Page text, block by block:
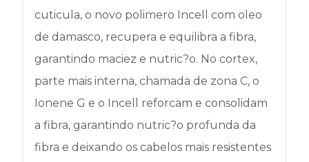
cuticula, o novo polimero Incell com oleo
de damasco, recupera e equilibra a fibra,
garantindo maciez e nutric?o. No cortex,
parte mais interna, chamada de zona C, o
Ionene G e o Incell reforcam e consolidam
a fibra, garantindo nutric?o profunda da
fibra e deixando os cabelos mais resistentes